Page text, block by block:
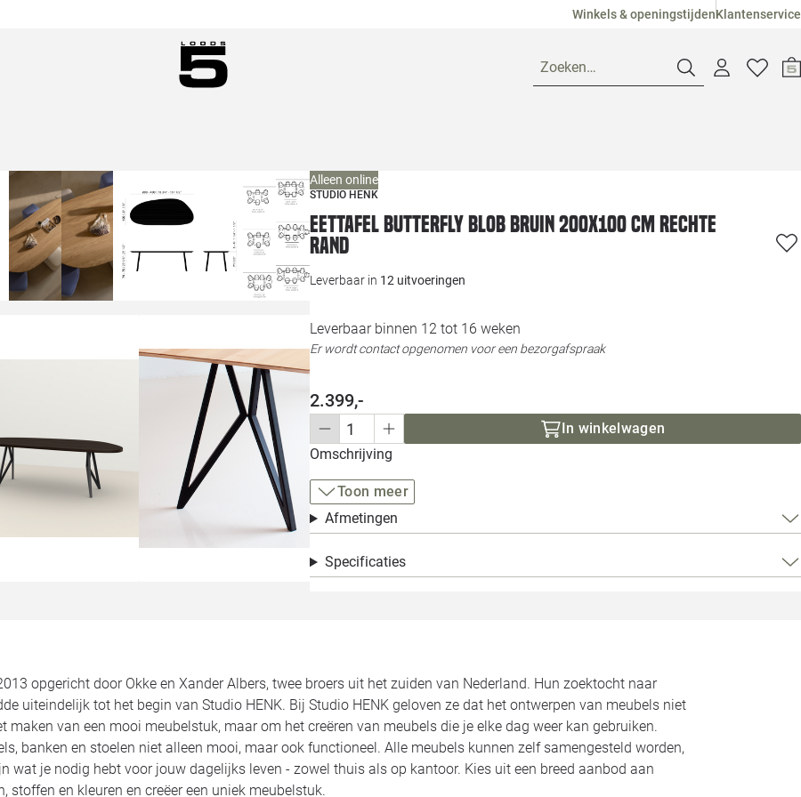
Winkels & openingstijdenKlantenservice
Zoeken…
Veelgestelde vragen
Loods 5
Alle
Alleen online
STUDIO HENK
Eettafel Butterfly blob bruin 200x100 cm rechte
rand
Leverbaar in 12 uitvoeringen
Leverbaar binnen 12 tot 16 weken
Er wordt contact opgenomen voor een bezorgafspraak
2.399,-
In winkelwagen
Omschrijving
Toon meer
Afmetingen
Specificaties
opgericht door Okke en Xander Albers, twee broers uit het zuiden van Nederland. Hun zoektocht naar
uiteindelijk tot het begin van Studio HENK. Bij Studio HENK geloven ze dat het ontwerpen van meubels niet
maken van een mooi meubelstuk, maar om het creëren van meubels die je elke dag weer kan gebruiken.
banken en stoelen niet alleen mooi, maar ook functioneel. Alle meubels kunnen zelf samengesteld worden,
wat je nodig hebt voor jouw dagelijks leven - zowel thuis als op kantoor. Kies uit een breed aanbod aan
stoffen en kleuren en creëer een uniek meubelstuk.